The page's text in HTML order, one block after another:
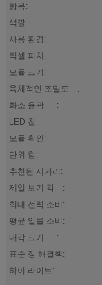
항목:
색깔:
사용 환경:
픽셀 피치:
모듈 크기:
육체적인 조밀도 :
화소 윤곽 :
LED 칩:
모듈 확인:
단위 힘:
추천된 시거리:
제일 보기 각 :
최대 전력 소비:
평균 일률 소비:
내각 크기 :
표준 장 해결책:
하이 라이트: